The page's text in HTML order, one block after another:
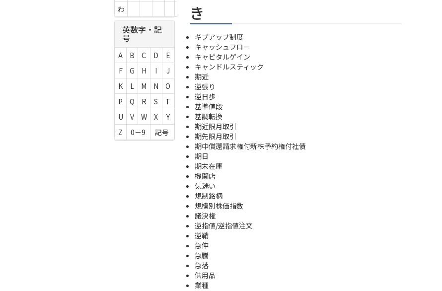
き
ギブアップ制度
キャッシュフロー
キャピタルゲイン
キャンドルスティック
期近
逆張り
逆日歩
基準値段
基調転換
期近限月取引
期先限月取引
期中償還請求権付新株予約権付社債
期日
期末在庫
機関店
気迷い
規制銘柄
規模別株価指数
議決権
逆指値/逆指値注文
逆鞘
急伸
急騰
急落
供用品
業種
わ
英数字・記
号
A B C D
E
F
G H I
J
K
L M N
O
P
Q R S
T
U
V W X
Y
Z
0－9 記号